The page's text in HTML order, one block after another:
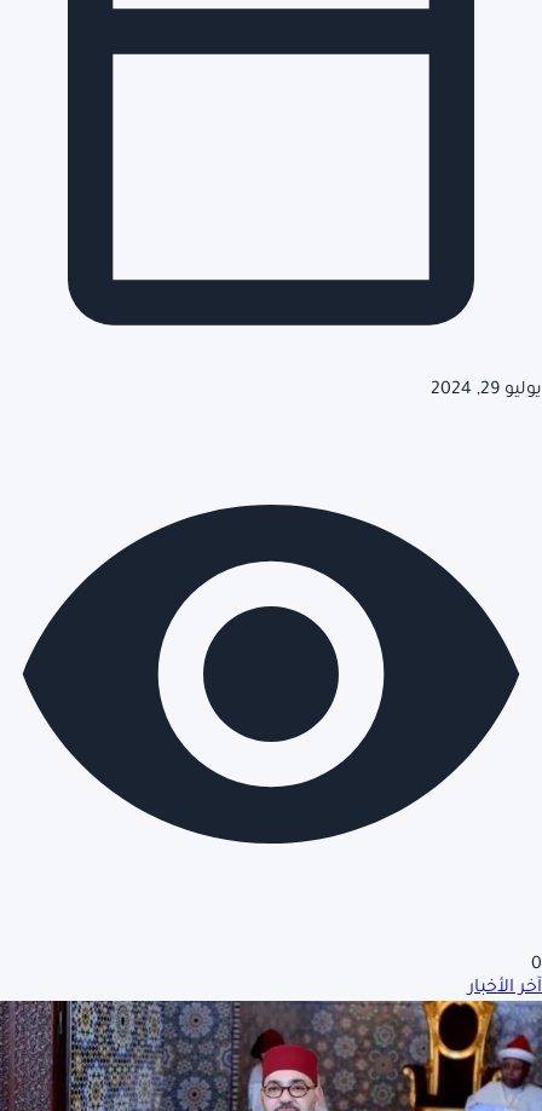
يوليو 29, 2024
0
آخر الأخبار